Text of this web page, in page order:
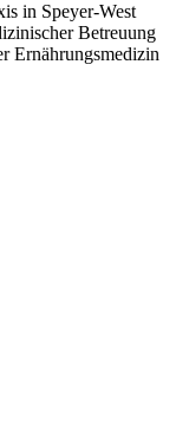
in Speyer-West
Betreuung
Ernährungsmedizin